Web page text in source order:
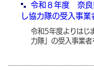
令和８年度 奈良
し協力隊の受入事業
令和5年度よりはじ
力隊」の受入事業者